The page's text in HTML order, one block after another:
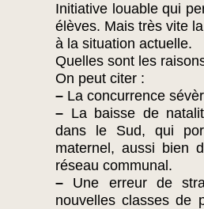
Initiative louable qui
élèves. Mais très vite
à la situation actuelle.
Quelles sont les
On peut citer :
– La concurrence
– La baisse de
dans le Sud, qui
maternel, aussi bien
réseau communal.
– Une erreur de
nouvelles classes de